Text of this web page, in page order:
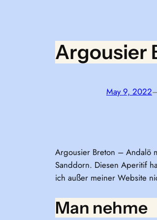
Argousier
May 9, 2022
Argousier Breton – Andalö
Sanddorn. Diesen Aperitif
ich außer meiner Website
Man nehme